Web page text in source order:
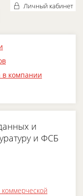
Личный кабинет
в компании
и
и ФСБ